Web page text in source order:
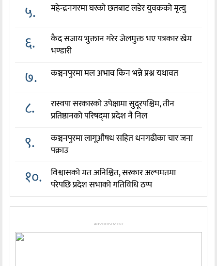
५. महेन्द्रनगरमा घरको छतबाट लडेर युवकको मृत्यु
६.
कैद सजाय भुक्तान गरेर जेलमुक्त भए पत्रकार खेम
भण्डारी
७. कञ्चनपुरमा मल अभाव किन भन्ने प्रश्न यथावत
८.
रास्वपा सरकारको उपेक्षामा सुदूरपश्चिम, तीन
प्रतिष्ठानको परिषद्‌मा प्रदेश नै निल
९.
कञ्चनपुरमा लागूऔषध सहित धनगढीका चार जना
पक्राउ
१०.
विश्वासको मत अनिश्चित, सरकार अल्पमतमा
परेपछि प्रदेश सभाको गतिविधि ठप्प
ADVERTISEMENT